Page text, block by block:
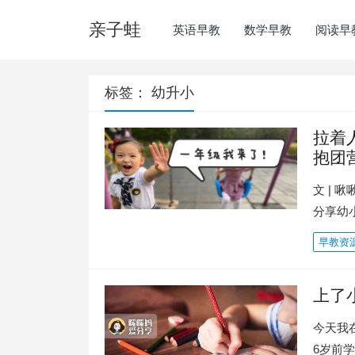
亲子蛙 英语早教 数学早教 阅读早
标签： 幼升小
拉着
抱团
文 | 啾
分享幼
早教资
上
今天我
6岁前